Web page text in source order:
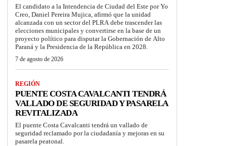
El candidato a la Intendencia de Ciudad del Este por Yo
Creo, Daniel Pereira Mujica, afirmó que la unidad
alcanzada con un sector del PLRA debe trascender las
elecciones municipales y convertirse en la base de un
proyecto político para disputar la Gobernación de Alto
Paraná y la Presidencia de la República en 2028.
7 de agosto de 2026
REGIÓN
PUENTE COSTA CAVALCANTI TENDRÁ
VALLADO DE SEGURIDAD Y PASARELA
REVITALIZADA
El puente Costa Cavalcanti tendrá un vallado de
seguridad reclamado por la ciudadanía y mejoras en su
pasarela peatonal.